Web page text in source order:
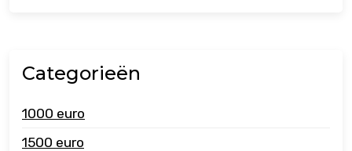
Categorieën
1000 euro
1500 euro